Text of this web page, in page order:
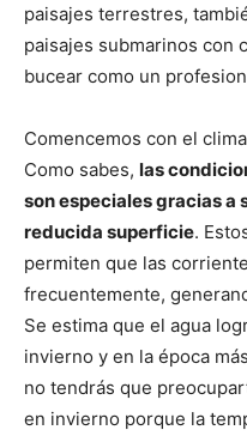
paisajes terrestres,
paisajes submarinos con
bucear como un
Comencemos con el
Como sabes, las
son especiales gracias
reducida superficie.
permiten que las
frecuentemente,
Se estima que el agua
invierno y en la época
no tendrás que
en invierno porque la